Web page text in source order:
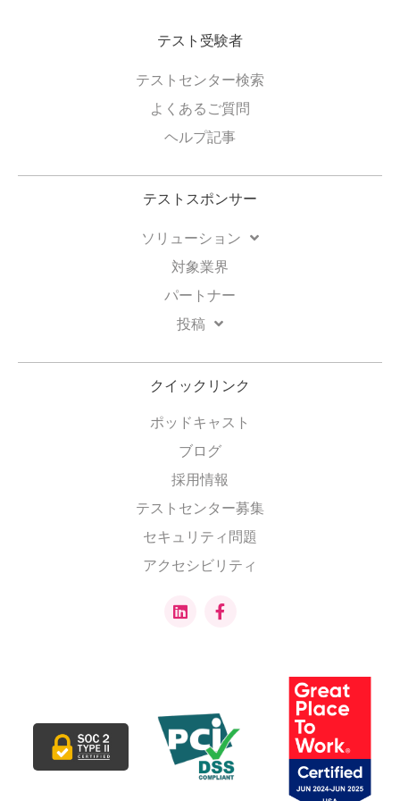
テスト受験者
テストセンター検索
よくあるご質問
ヘルプ記事
テストスポンサー
ソリューション
対象業界
パートナー
投稿
クイックリンク
ポッドキャスト
ブログ
採用情報
テストセンター募集
セキュリティ問題
アクセシビリティ